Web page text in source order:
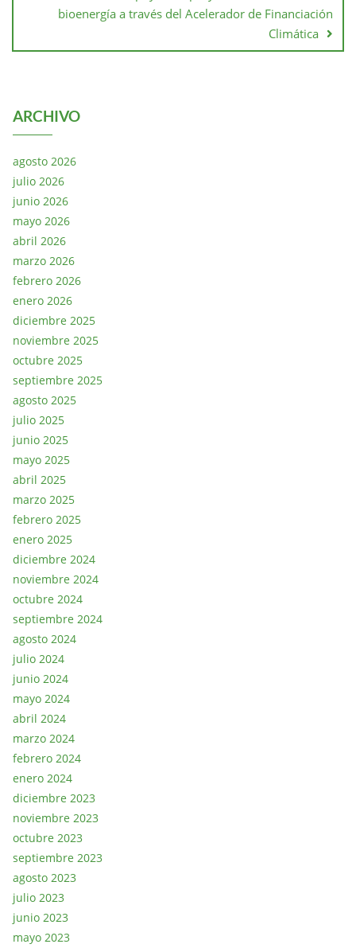
bioenergía a través del Acelerador de Financiación
Climática
ARCHIVO
agosto 2026
julio 2026
junio 2026
mayo 2026
abril 2026
marzo 2026
febrero 2026
enero 2026
diciembre 2025
noviembre 2025
octubre 2025
septiembre 2025
agosto 2025
julio 2025
junio 2025
mayo 2025
abril 2025
marzo 2025
febrero 2025
enero 2025
diciembre 2024
noviembre 2024
octubre 2024
septiembre 2024
agosto 2024
julio 2024
junio 2024
mayo 2024
abril 2024
marzo 2024
febrero 2024
enero 2024
diciembre 2023
noviembre 2023
octubre 2023
septiembre 2023
agosto 2023
julio 2023
junio 2023
mayo 2023